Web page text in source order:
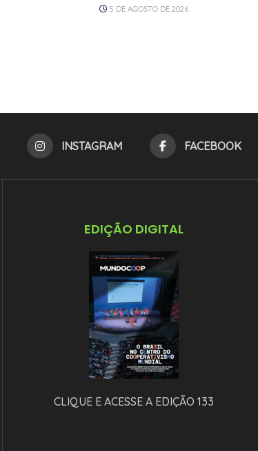
5 DE AGOSTO DE 2026
INSTAGRAM FACEBOOK
EDIÇÃO DIGITAL
CLIQUE E ACESSE A EDIÇÃO 133